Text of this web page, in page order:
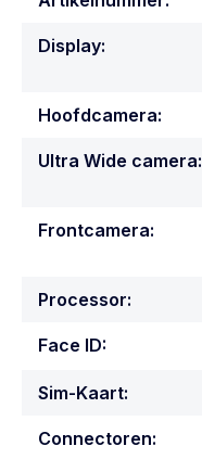
Display:
Hoofdcamera:
Ultra Wide camera:
Frontcamera:
Processor:
Face ID:
Sim-Kaart:
Connectoren: